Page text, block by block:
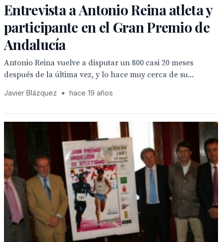
Entrevista a Antonio Reina atleta y
participante en el Gran Premio de
Andalucía
Antonio Reina vuelve a disputar un 800 casi 20 meses
después de la última vez, y lo hace muy cerca de su...
Javier Blázquez • hace 19 años